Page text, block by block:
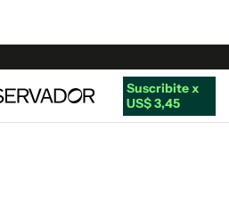
Suscribite x
US$ 3,45